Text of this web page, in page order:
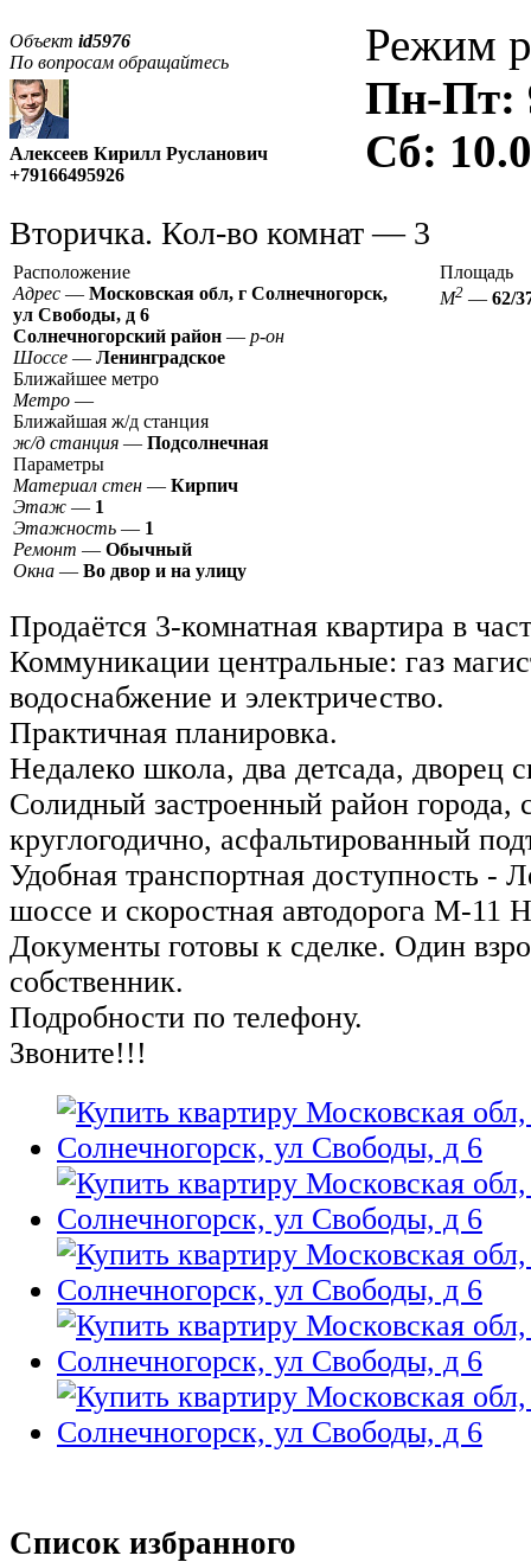
Объект id5976
По вопросам обращайтесь
Алексеев Кирилл Русланович
+79166495926
Вторичка. Кол-во комнат— 3
Расположение
Адрес — Московская обл, г Солнечногорск,
ул Свободы, д 6
Солнечногорский район — р-он
Шоссе — Ленинградское
Ближайшее метро
Метро —
Ближайшая ж/д станция
ж/д станция — Подсолнечная
Параметры
Материал стен — Кирпич
Этаж — 1
Этажность — 1
Ремонт — Обычный
Окна — Во двор и на улицу
Площадь
М2 — 62/
Продаётся 3-комнатная квартира в
Коммуникации центральные: газ
водоснабжение и электричество.
Практичная планировка.
Недалеко школа, два детсада, дворец
Солидный застроенный район города,
круглогодично, асфальтированный
Удобная транспортная доступность -
шоссе и скоростная автодорога М-11
Документы готовы к сделке. Один
собственник.
Подробности по телефону.
Звоните!!!
Список избранного
Режим
Пн-Пт:
Сб: